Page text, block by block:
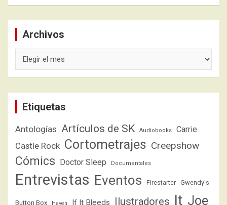
Archivos
Etiquetas
Antologías Artículos de SK Audiobooks Carrie
Castle Rock Cortometrajes Creepshow
Cómics Doctor Sleep Documentales
Entrevistas Eventos Firestarter Gwendy's
Button Box Haven If It Bleeds Ilustradores It Joe